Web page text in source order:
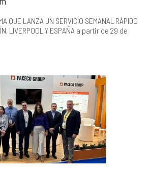
QUE LANZA UN SERVICIO SEMANAL RÁPIDO
LIVERPOOL Y ESPAÑA a partir de 29 de